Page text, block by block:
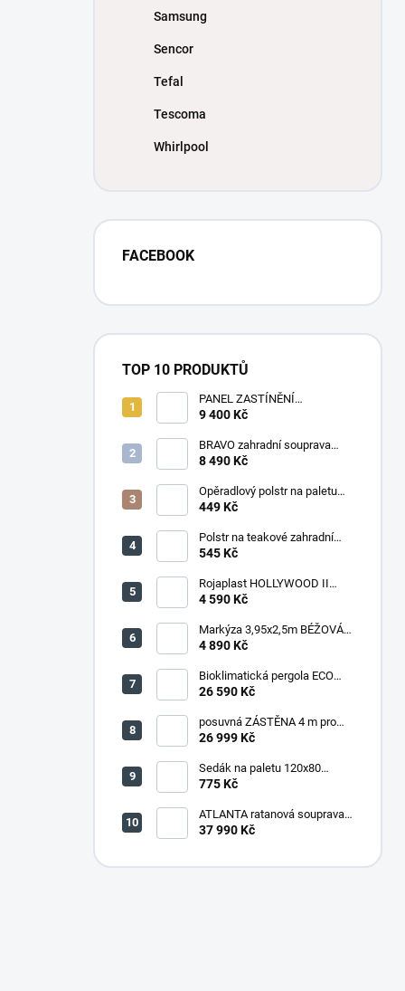
Samsung
Sencor
Tefal
Tescoma
Whirlpool
FACEBOOK
TOP 10 PRODUKTŮ
PANEL ZASTÍNĚNÍ
ANTRACIT, SKLÁPĚCÍ
pro bioklimatickou pergolu
9 400 Kč
BRAVO zahradní souprava
dřevěná - 160 cm
8 490 Kč
Opěradlový polstr na paletu
120x50 tmavě šedý melír
449 Kč
Polstr na teakové zahradní
křeslo vysoké - látka
545 Kč
Rojaplast HOLLYWOOD II
zahradní houpačka kovová -
4 590 Kč
Markýza 3,95x2,5m BÉŽOVÁ
(P4510)
4 890 Kč
Bioklimatická pergola ECO
4x3 m, ocel - volně stojící
26 590 Kč
posuvná ZÁSTĚNA 4 m pro
bioklimatickou pergolu -
26 999 Kč
Sedák na paletu 120x80
tmavě šedý melír
775 Kč
ATLANTA ratanová souprava
HNĚDÁ
37 990 Kč